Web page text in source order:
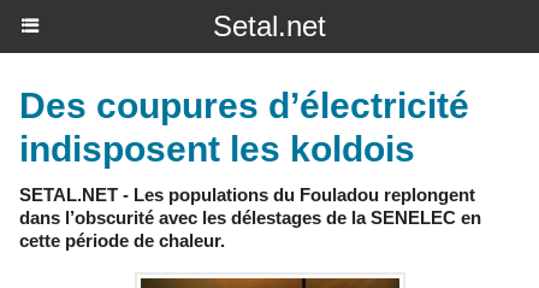
Setal.net
Des coupures d’électricité
indisposent les koldois
SETAL.NET - Les populations du Fouladou replongent
dans l’obscurité avec les délestages de la SENELEC en
cette période de chaleur.